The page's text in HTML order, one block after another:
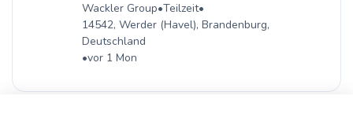
Wackler Group•Teilzeit•
14542, Werder (Havel), Brandenburg,
Deutschland
•vor 1 Mon